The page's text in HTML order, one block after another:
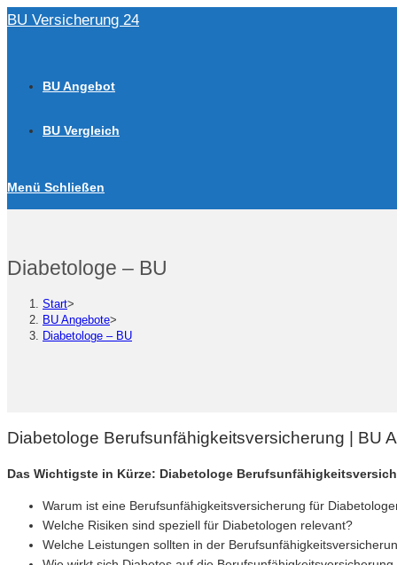
Zum
BU Versicherung 24
BU Angebot
BU Vergleich
Menü Schließen
Diabetologe – BU
Start>
BU Angebote>
Diabetologe – BU
Diabetologe Berufsunfähigkeitsversicherung | BU
Das Wichtigste in Kürze: Diabetologe
Warum ist eine Berufsunfähigkeitsversicherung für
Welche Risiken sind speziell für Diabetologen relevant?
Welche Leistungen sollten in der